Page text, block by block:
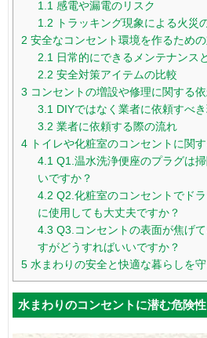
1.1 感電や漏電のリスク
1.2 トラッキング現象による火災
2 安全なコンセント環境を作るため
2.1 日常的にできるメンテナンス
2.2 安全対策アイテムの比較
3 コンセントの増設や修理に関する
3.1 DIYではなく業者に依頼すべ
3.2 業者に依頼する際の流れ
4 トイレや化粧室のコンセントに関
4.1 Q1.温水洗浄便座のプラグは
いですか？
4.2 Q2.化粧室のコンセントでド
に使用しても大丈夫ですか？
4.3 Q3.コンセントの表面が焦げ
すがどうすればいいですか？
5 水まわりの安全と快適な暮らしを
水まわりのコンセントに潜む危険